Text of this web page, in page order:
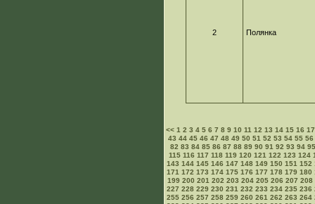
2 Полянка
<<1 2 3 4 5 6 7 8 9 10 11 12 13 14 15 16 17
43 44 45 46 47 48 49 50 51 52 53 54 55 56
82 83 84 85 86 87 88 89 90 91 92 93 94 95
115 116 117 118 119 120 121 122 123 124
143 144 145 146 147 148 149 150 151 152
171 172 173 174 175 176 177 178 179 180
199 200 201 202 203 204 205 206 207 208
227 228 229 230 231 232 233 234 235 236
255 256 257 258 259 260 261 262 263 264